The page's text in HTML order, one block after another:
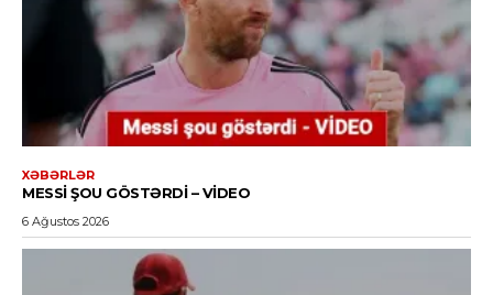
XƏBƏRLƏR
MESSI ŞOU GÖSTƏRDI – VİDEO
6 Ağustos 2026